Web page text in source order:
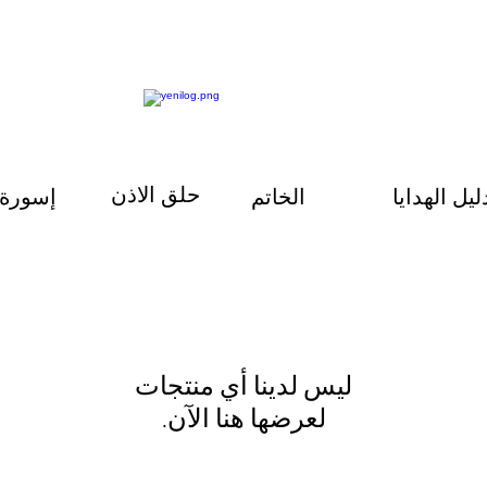
إسورة حلق الاذن الخاتم الهدايا
لعرضها هنا الآن.